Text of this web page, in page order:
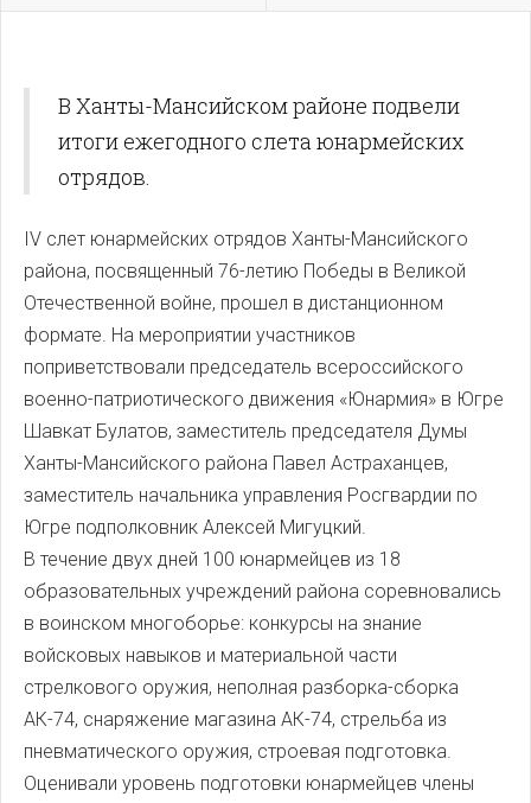
В Ханты-Мансийском районе подвели
итоги ежегодного слета юнармейских
отрядов.
IV слет юнармейских отрядов Ханты-Мансийского
района, посвященный 76-летию Победы в Великой
Отечественной войне, прошел в дистанционном
формате. На мероприятии участников
поприветствовали председатель всероссийского
военно-патриотического движения «Юнармия» в Югре
Шавкат Булатов, заместитель председателя Думы
Ханты-Мансийского района Павел Астраханцев,
заместитель начальника управления Росгвардии по
Югре подполковник Алексей Мигуцкий.
В течение двух дней 100 юнармейцев из 18
образовательных учреждений района соревновались
в воинском многоборье: конкурсы на знание
войсковых навыков и материальной части
стрелкового оружия, неполная разборка-сборка
АК-74, снаряжение магазина АК-74, стрельба из
пневматического оружия, строевая подготовка.
Оценивали уровень подготовки юнармейцев члены